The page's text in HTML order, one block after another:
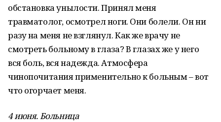
обстановка унылости. Принял меня
травматолог, осмотрел ноги. Они болели. Он ни
разу на меня не взглянул. Как же врачу не
смотреть больному в глаза? В глазах же у него
вся боль, вся надежда. Атмосфера
чинопочитания применительно к больным – вот
что огорчает меня.
4 июня. Больница